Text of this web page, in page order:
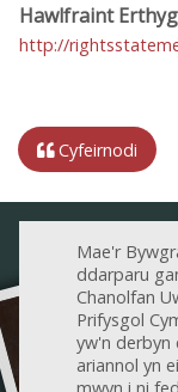
Hawlfraint
http://
Cyfeirnodi
Mae'r
ddarparu
Chanolfan
Prifysgol
yw'n derbyn
ariannol yn
mwyn i ni